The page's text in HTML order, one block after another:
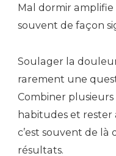
Mal dormir
souvent de façon
Soulager la
rarement une
Combiner
habitudes et rester
c’est souvent de
résultats.